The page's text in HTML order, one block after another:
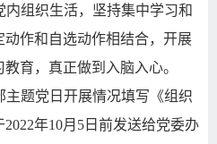
内组织生活，坚持集中学习和
作和自选动作相结合，开展
育，真正做到入脑入心。
主题党日开展情况填写《组织
2022年10月 5 日前发送给党委办